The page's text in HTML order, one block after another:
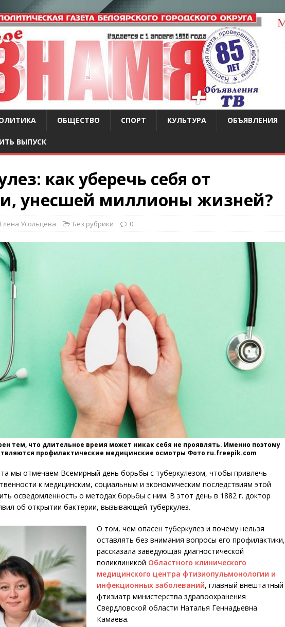
ОБЩЕСТВО СПОРТ КУЛЬТУРА ОБЪЯВЛЕНИЯ
ВЫПУСК
как уберечь себя от
унесшей миллионы жизней?
Елена Усольцева Без рубрики 0
тем, что длительное время может никак себя не проявлять. Именно поэтому
профилактические медицинские осмотры Фото ru.freepik.com
мы отмечаем Всемирный день борьбы с туберкулезом, чтобы привлечь
к медицинским, социальным и экономическим последствиям этой
осведомленность о методах борьбы с ним. В этот день в 1882 г. доктор
об открытии бактерии, вызывающей туберкулез.
О том, чем опасен туберкулез и почему нельзя
оставлять без внимания вопросы его профилактики,
рассказала заведующая диагностической
поликлиникой Областного клинического
медицинского центра фтизиопульмонологии и
инфекционных заболеваний, главный внештатный
фтизиатр министерства здравоохранения
Свердловской области Наталья Геннадьевна
Камаева.